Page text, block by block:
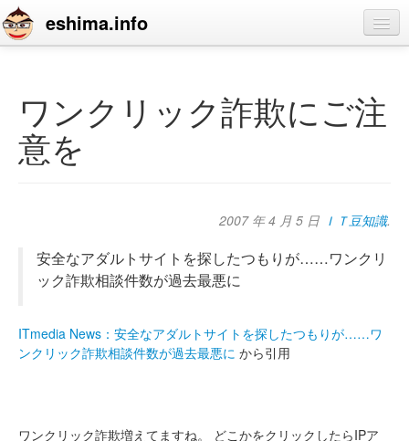
eshima.info
profile
contact
ワンクリック詐欺にご注
意を
2007 年 4 月 5 日 ＩＴ豆知識.
安全なアダルトサイトを探したつもりが……ワンクリ
ック詐欺相談件数が過去最悪に
ITmedia News：安全なアダルトサイトを探したつもりが……ワ
ンクリック詐欺相談件数が過去最悪に から引用
ワンクリック詐欺増えてますね。
どこかをクリックしたらIPア